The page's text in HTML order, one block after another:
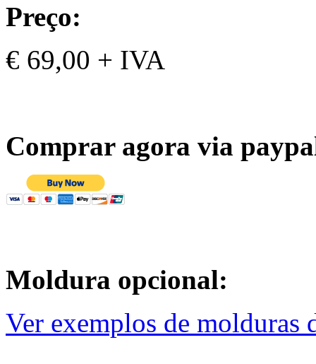
Preço:
€ 69,00 + IVA
Comprar agora via
Moldura opcional:
Ver exemplos de molduras